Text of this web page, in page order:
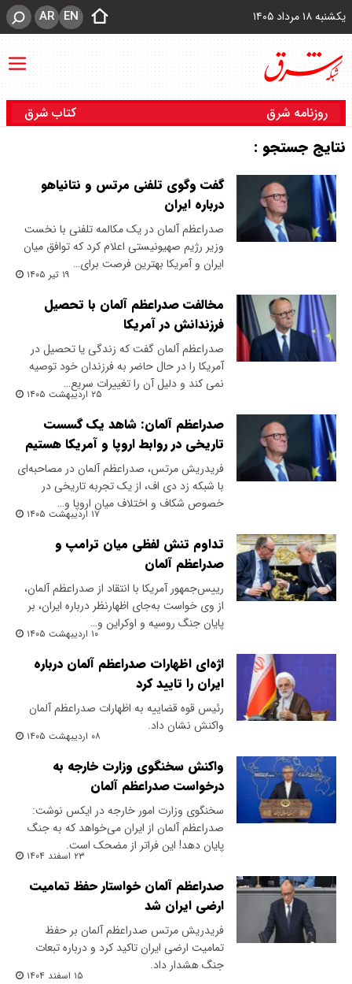
یکشنبه ۱۸ مرداد ۱۴۰۵ EN
AR
روزنامه شرق کتاب شرق
نتایج جستجو :
گفت‌ وگوی تلفنی مرتس و نتانیاهو
درباره ایران
صدراعظم آلمان در یک مکالمه تلفنی با نخست
وزیر رژیم صهیونیستی اعلام کرد که توافق میان
ایران و آمریکا بهترین فرصت برای…
۱۹ تیر ۱۴۰۵
مخالفت صدراعظم آلمان با تحصیل
فرزندانش در آمریکا
صدراعظم آلمان گفت که زندگی یا تحصیل در
آمریکا را در حال حاضر به فرزندان خود توصیه
نمی کند و دلیل آن را تغییرات سریع…
۲۵ اردیبهشت ۱۴۰۵
صدراعظم آلمان: شاهد یک گسست
تاریخی در روابط اروپا و آمریکا هستیم
فریدریش مرتس، صدراعظم آلمان در مصاحبه‌ای
با شبکه زد دی اف، از یک تجربه تاریخی در
خصوص شکاف و اختلاف میان اروپا و…
۱۷ اردیبهشت ۱۴۰۵
تداوم تنش لفظی میان ترامپ و
صدراعظم آلمان
رییس‌جمهور آمریکا با انتقاد از صدراعظم آلمان،
از وی خواست به‌جای اظهارنظر درباره ایران، بر
پایان جنگ روسیه و اوکراین و…
۱۰ اردیبهشت ۱۴۰۵
اژه‌ای اظهارات صدراعظم آلمان درباره
ایران را تایید کرد
رئیس قوه قضاییه به اظهارات صدراعظم آلمان
واکنش نشان داد.
۰۸ اردیبهشت ۱۴۰۵
واکنش سخنگوی وزارت خارجه به
درخواست صدراعظم آلمان
سخنگوی وزارت امور خارجه در ایکس نوشت:
صدراعظم آلمان از ایران می‌خواهد که به جنگ
پایان دهد! این فراتر از مضحک است.
۲۳ اسفند ۱۴۰۴
صدراعظم آلمان خواستار حفظ تمامیت
ارضی ایران شد
فریدریش مرتس صدراعظم آلمان بر حفظ
تمامیت ارضی ایران تاکید کرد و درباره تبعات
جنگ هشدار داد.
۱۵ اسفند ۱۴۰۴